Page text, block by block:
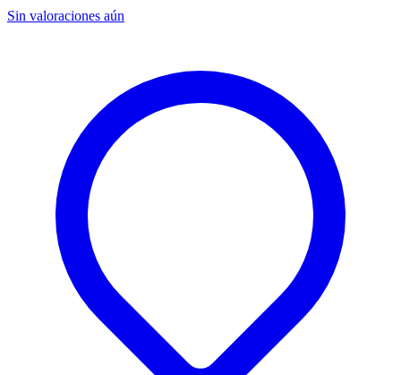
Sin valoraciones aún